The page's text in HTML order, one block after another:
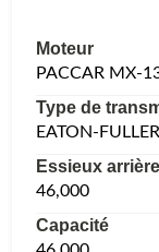
Moteur
PACCAR MX-
Type de
EATON-
Essieux arrière
46,000
Capacité